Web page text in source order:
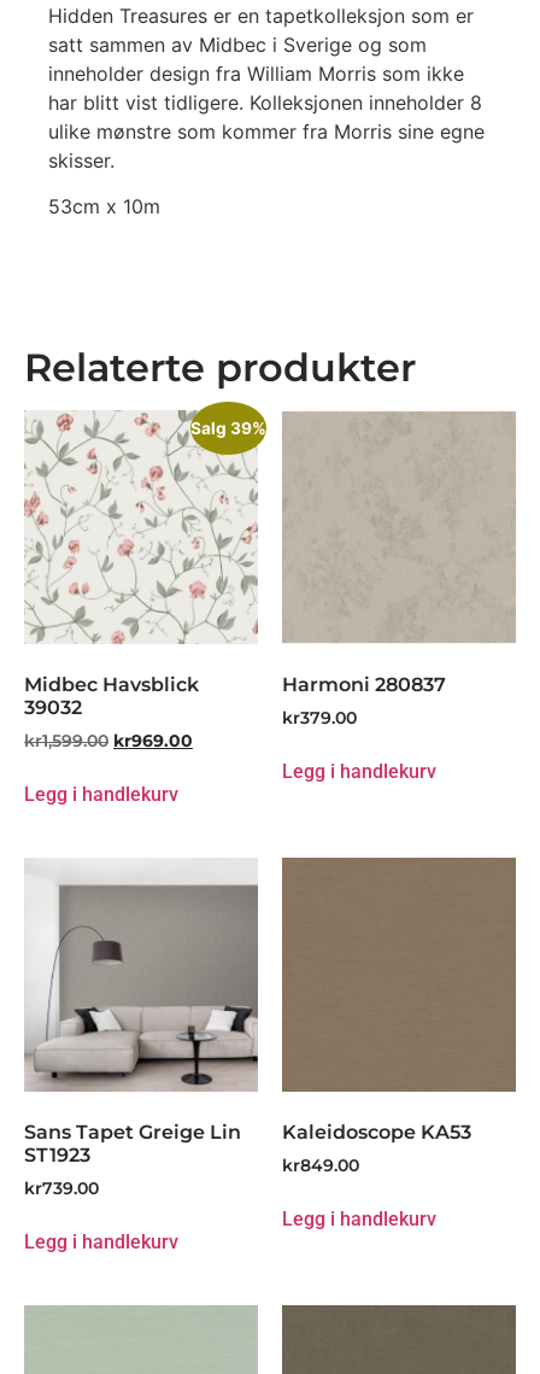
Hidden Treasures er en tapetkolleksjon som er
satt sammen av Midbec i Sverige og som
inneholder design fra William Morris som ikke
har blitt vist tidligere. Kolleksjonen inneholder 8
ulike mønstre som kommer fra Morris sine egne
skisser.
53cm x 10m
Relaterte produkter
Salg 39%
Midbec Havsblick
39032
kr1,599.00 kr969.00
Legg i handlekurv
Harmoni 280837
kr379.00
Legg i handlekurv
Sans Tapet Greige Lin
ST1923
kr739.00
Legg i handlekurv
Kaleidoscope KA53
kr849.00
Legg i handlekurv